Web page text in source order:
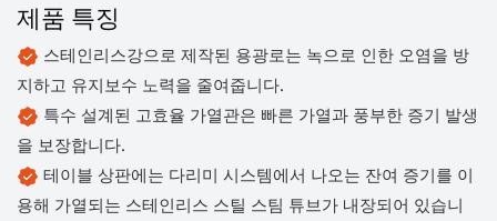
제품 특징
스테인리스강으로 제작된 용광로는 녹으로 인한 오염을 방
지하고 유지보수 노력을 줄여줍니다.
특수 설계된 고효율 가열관은 빠른 가열과 풍부한 증기 발생
을 보장합니다.
테이블 상판에는 다리미 시스템에서 나오는 잔여 증기를 이
용해 가열되는 스테인리스 스틸 스팀 튜브가 내장되어 있습니